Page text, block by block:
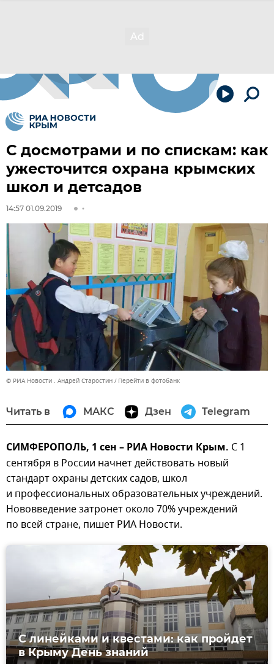
С досмотрами и по спискам: как
ужесточится охрана крымских
школ и детсадов
14:57 01.09.2019
© РИА Новости . Андрей Старостин Перейти в фотобанк
Читать в МАКС Дзен Telegram
СИМФЕРОПОЛЬ, 1 сен – РИА Новости Крым. С 1
сентября в России начнет действовать новый
стандарт охраны детских садов, школ
и профессиональных образовательных учреждений.
Нововведение затронет около 70% учреждений
по всей стране, пишет РИА Новости.
С линейками и квестами: как пройдет
в Крыму День знаний